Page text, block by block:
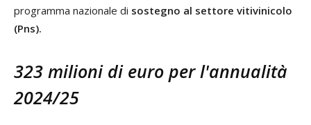
programma nazionale di sostegno al settore vitivinicolo
(Pns).
323 milioni di euro per l'annualità
2024/25